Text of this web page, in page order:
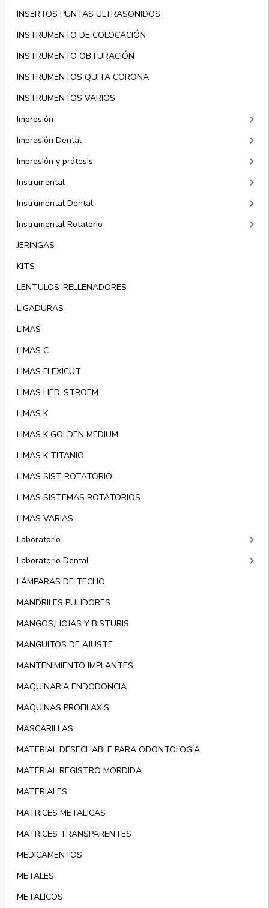
INSERTOS PUNTAS ULTRASONIDOS
INSTRUMENTO DE COLOCACIÓN
INSTRUMENTO OBTURACIÓN
INSTRUMENTOS QUITA CORONA
INSTRUMENTOS VARIOS
Impresión
keyboard_arrow_right
Impresión Dental keyboard_arrow_right
Impresión y prótesis keyboard_arrow_right
Instrumental keyboard_arrow_right
Instrumental Dental keyboard_arrow_right
Instrumental Rotatorio keyboard_arrow_right
JERINGAS
KITS
LENTULOS-RELLENADORES
LIGADURAS
LIMAS
LIMAS C
LIMAS FLEXICUT
LIMAS HED-STROEM
LIMAS K
LIMAS K GOLDEN MEDIUM
LIMAS K TITANIO
LIMAS SIST ROTATORIO
LIMAS SISTEMAS ROTATORIOS
LIMAS VARIAS
Laboratorio
keyboard_arrow_right
Laboratorio Dental keyboard_arrow_right
LÁMPARAS DE TECHO
MANDRILES PULIDORES
MANGOS,HOJAS Y BISTURIS
MANGUITOS DE AJUSTE
MANTENIMIENTO IMPLANTES
MAQUINARIA ENDODONCIA
MAQUINAS PROFILAXIS
MASCARILLAS
MATERIAL DESECHABLE PARA ODONTOLOGÍA
MATERIAL REGISTRO MORDIDA
MATERIALES
MATRICES METÁLICAS
MATRICES TRANSPARENTES
MEDICAMENTOS
METALES
METALICOS